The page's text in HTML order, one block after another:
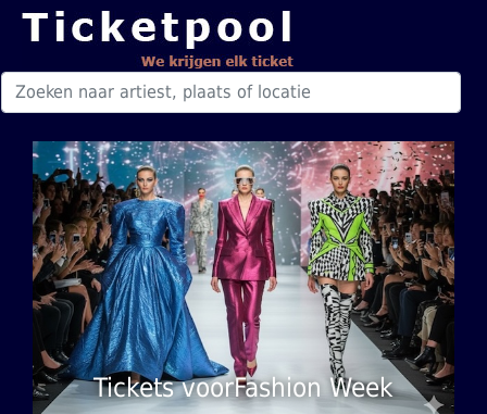
Tickets voorFashion Week